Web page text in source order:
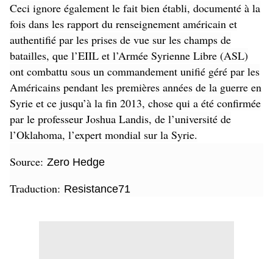
Ceci ignore également le fait bien établi, documenté à la
fois dans les rapport du renseignement américain et
authentifié par les prises de vue sur les champs de
batailles, que l’EIIL et l’Armée Syrienne Libre (ASL)
ont combattu sous un commandement unifié géré par les
Américains pendant les premières années de la guerre en
Syrie et ce jusqu’à la fin 2013, chose qui a été confirmée
par le professeur Joshua Landis, de l’université de
l’Oklahoma, l’expert mondial sur la Syrie.
Source: Zero Hedge
Traduction: Resistance71